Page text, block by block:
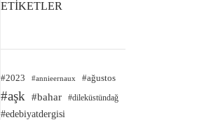
ETİKETLER
#2023 #annieernaux #ağustos
#aşk #bahar #dileküstündağ
#edebiyatdergisi